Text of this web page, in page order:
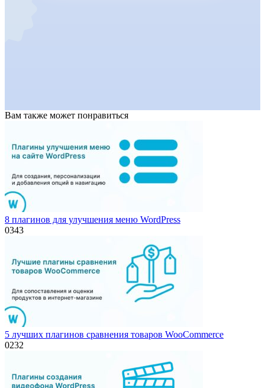
Вам также может понравиться
8 плагинов для улучшения меню WordPress
0343
5 лучших плагинов сравнения товаров WooCommerce
0232